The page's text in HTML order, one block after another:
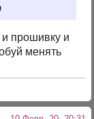
прошивку и
менять